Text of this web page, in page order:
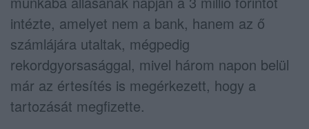
intézte, amelyet nem a bank, hanem az ő
számlájára utaltak, mégpedig
rekordgyorsasággal, mivel három napon belül
már az értesítés is megérkezett, hogy a
tartozását megfizette.